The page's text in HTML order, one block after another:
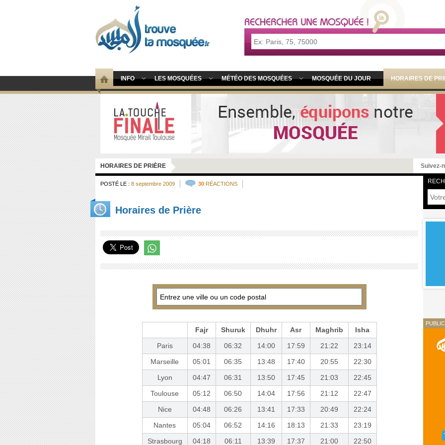
INFO LES MOSQUÉES MÉTÉO DES MOSQUÉES MOSQUÉE DU JOUR HORAIRES DE
HORAIRES DE PRIÈRE Suivez-
POSTÉ LE : 8 septembre 2009 30 RÉACTIONS
Horaires de Prière
Fajr Shuruk Dhuhr Asr Maghrib
Isha
Paris
04:38 06:32 14:00 17:59 21:22
23:14
Marseille
05:01 06:35 13:48 17:40 20:55
22:30
Lyon
04:47 06:31 13:50 17:45 21:03
22:45
Toulouse
05:12 06:50 14:04 17:56 21:12
22:47
Nice
04:48 06:26 13:41 17:33 20:49
22:24
Nantes
05:04 06:52 14:16 18:13 21:33
23:19
Strasbourg
04:18 06:11 13:39 17:37 21:00 22:50